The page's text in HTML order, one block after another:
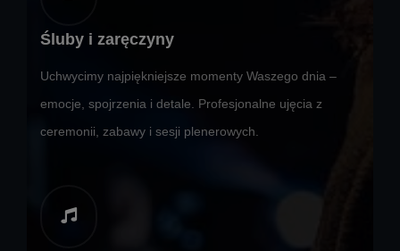
Śluby i zaręczyny
Uchwycimy najpiękniejsze momenty Waszego dnia –
emocje, spojrzenia i detale. Profesjonalne ujęcia z
ceremonii, zabawy i sesji plenerowych.